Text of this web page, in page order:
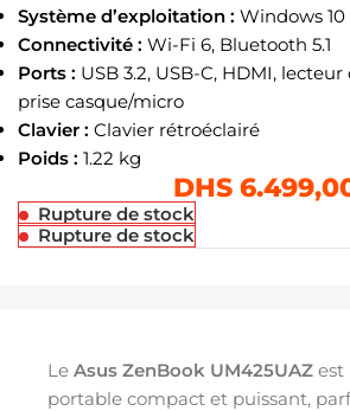
Système d’exploitation : Windows
Connectivité : Wi-Fi 6, Bluetooth 5.1
Ports : USB 3.2, USB-C, HDMI,
prise casque/micro
Clavier : Clavier rétroéclairé
Poids : 1.22 kg
DHS
Rupture de stock
Rupture de stock
Le Asus ZenBook UM425UAZ est
portable compact et puissant,